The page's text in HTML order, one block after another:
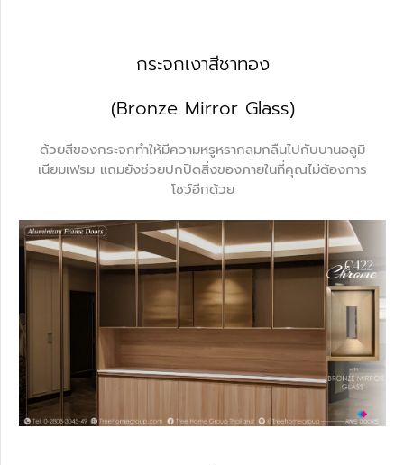
กระจกเงาสีชาทอง
(Bronze Mirror Glass)
ด้วยสีของกระจกทำให้มีความหรูหรากลมกลืนไปกับบานอลูมิ
เนียมเฟรม แถมยังช่วยปกปิดสิ่งของภายในที่คุณไม่ต้องการ
โชว์อีกด้วย